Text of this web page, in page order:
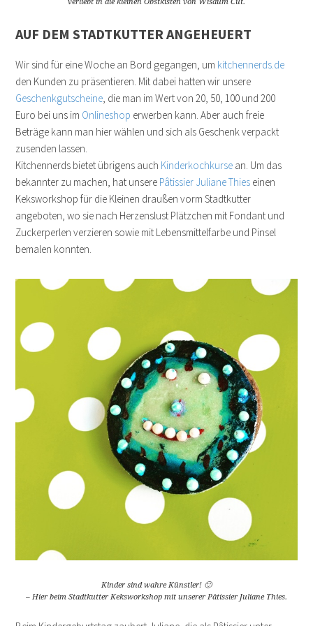
AUF DEM STADTKUTTER ANGEHEUERT
Wir sind für eine Woche an Bord gegangen, um kitchennerds.de
den Kunden zu präsentieren. Mit dabei hatten wir unsere
Geschenkgutscheine, die man im Wert von 20, 50, 100 und 200
Euro bei uns im Onlineshop erwerben kann. Aber auch freie
Beträge kann man hier wählen und sich als Geschenk verpackt
zusenden lassen.
Kitchennerds bietet übrigens auch Kinderkochkurse an. Um das
bekannter zu machen, hat unsere Pâtissier Juliane Thies einen
Keksworkshop für die Kleinen draußen vorm Stadtkutter
angeboten, wo sie nach Herzenslust Plätzchen mit Fondant und
Zuckerperlen verzieren sowie mit Lebensmittelfarbe und Pinsel
bemalen konnten.
Kinder sind wahre Künstler! 🙂
– Hier beim Stadtkutter Keksworkshop mit unserer Pâtissier Juliane Thies.